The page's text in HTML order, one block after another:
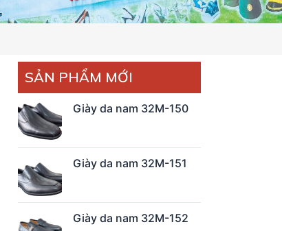
SẢN PHẨM MỚI
Giày da nam 32M-150
Giày da nam 32M-151
Giày da nam 32M-152